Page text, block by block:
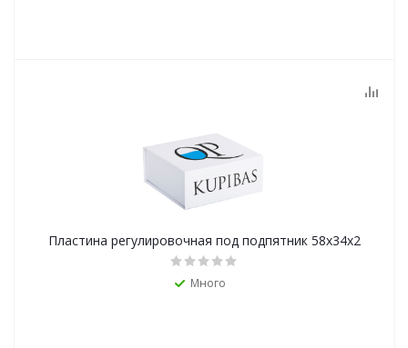
Пластина регулировочная под подпятник 58х34х2
Много